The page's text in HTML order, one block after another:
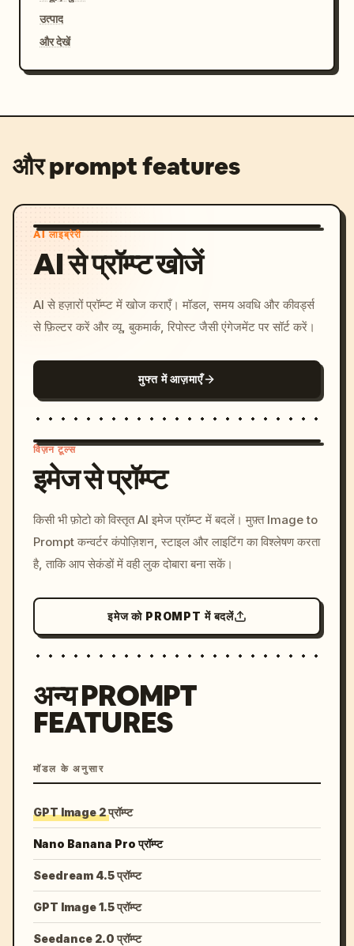
उत्पाद
और देखें
और prompt features
AI लाइब्रेरी
AI से प्रॉम्प्ट खोजें
AI से हज़ारों प्रॉम्प्ट में खोज कराएँ। मॉडल, समय अवधि और कीवर्ड्स
से फ़िल्टर करें और व्यू, बुकमार्क, रिपोस्ट जैसी एंगेजमेंट पर सॉर्ट करें।
मुफ्त में आज़माएँ
c, cyberpunk sunset, neon
colors, 8k --v 6.0
विज़न टूल्स
इमेज से प्रॉम्प्ट
किसी भी फ़ोटो को विस्तृत AI इमेज प्रॉम्प्ट में बदलें। मुफ़्त Image to
Prompt कन्वर्टर कंपोज़िशन, स्टाइल और लाइटिंग का विश्लेषण करता
है, ताकि आप सेकंडों में वही लुक दोबारा बना सकें।
इमेज को PROMPT में बदलें
अन्य PROMPT
FEATURES
मॉडल के अनुसार
GPT Image 2 प्रॉम्प्ट
Nano Banana Pro प्रॉम्प्ट
Seedream 4.5 प्रॉम्प्ट
GPT Image 1.5 प्रॉम्प्ट
Seedance 2.0 प्रॉम्प्ट